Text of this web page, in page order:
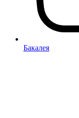
Бакалея